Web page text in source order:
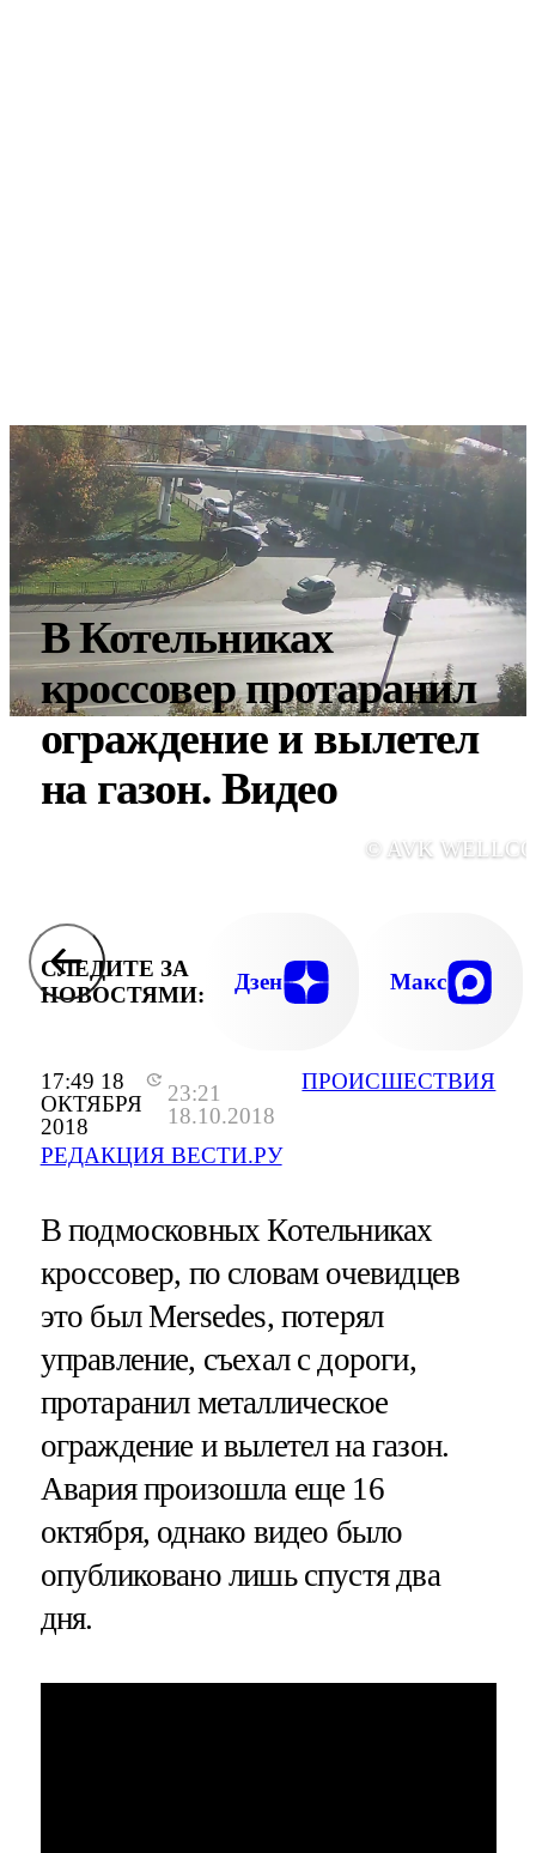
17:49 18
ОКТЯБРЯ
2018
23:21
18.10.2018
РЕДАКЦИЯ ВЕСТИ.РУ
ПРОИСШЕСТВИЯ
В Котельниках
кроссовер протаранил
ограждение и вылетел
на газон. Видео
© AVK
СЛЕДИТЕ ЗА
НОВОСТЯМИ:
Дзен Макс
В подмосковных Котельниках
кроссовер, по словам очевидцев
это был Mersedes, потерял
управление, съехал с дороги,
протаранил металлическое
ограждение и вылетел на газон.
Авария произошла еще 16
октября, однако видео было
опубликовано лишь спустя два
дня.